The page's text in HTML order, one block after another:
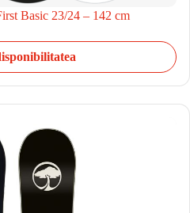
Basic 23/24 – 142 cm